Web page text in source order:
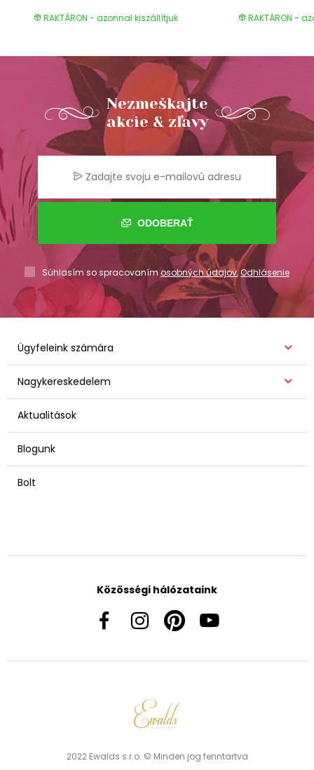
RAKTÁRON - azonnal kiszállítjuk RAKTÁRON -
Nezmeškajte
akcie & zľavy
ODOBERAŤ
Súhlasím so spracovaním osobných údajov,Odhlásenie
Ügyfeleink számára
Nagykereskedelem
Aktualitások
Blogunk
Bolt
Közösségi hálózataink
2022 Ewalds s.r.o. © Minden jog fenntartva